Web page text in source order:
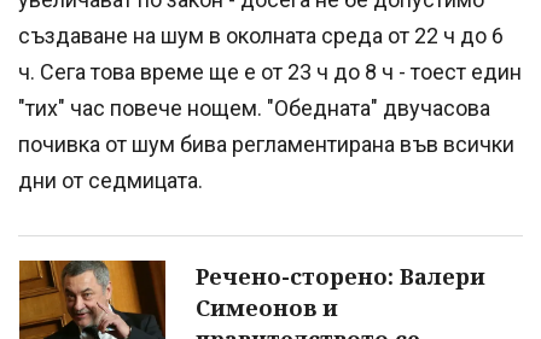
създаване на шум в околната среда от 22 ч до 6
ч. Сега това време ще е от 23 ч до 8 ч - тоест един
"тих" час повече нощем. "Обедната" двучасова
почивка от шум бива регламентирана във всички
дни от седмицата.
Речено-сторено: Валери
Симеонов и